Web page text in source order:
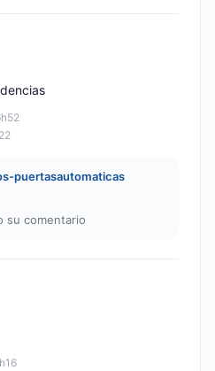
puertasautomaticas
su comentario